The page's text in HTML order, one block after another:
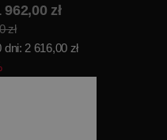
zł
zł
2 616,00 zł